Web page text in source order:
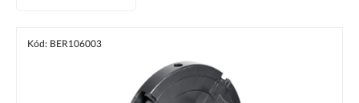
Kód: BER106003